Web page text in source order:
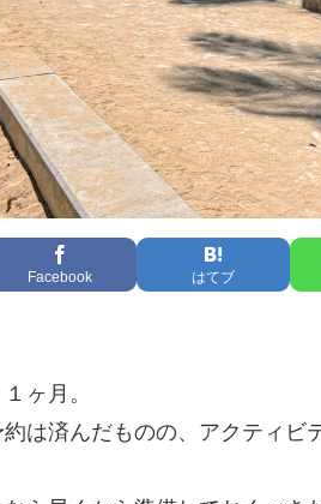
Facebook はてブ
ヶ月。
は済んだものの、アクティビ